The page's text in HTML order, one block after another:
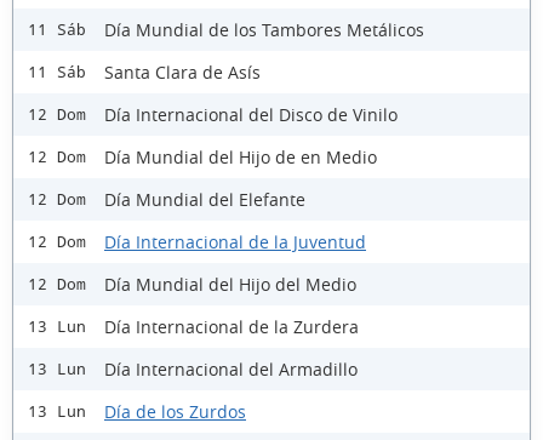
11 Sáb Día Mundial de los Tambores Metálicos
11 Sáb Santa Clara de Asís
12 Dom Día Internacional del Disco de Vinilo
12 Dom Día Mundial del Hijo de en Medio
12 Dom Día Mundial del Elefante
12 Dom Día Internacional de la Juventud
12 Dom Día Mundial del Hijo del Medio
13 Lun Día Internacional de la Zurdera
13 Lun Día Internacional del Armadillo
13 Lun Día de los Zurdos